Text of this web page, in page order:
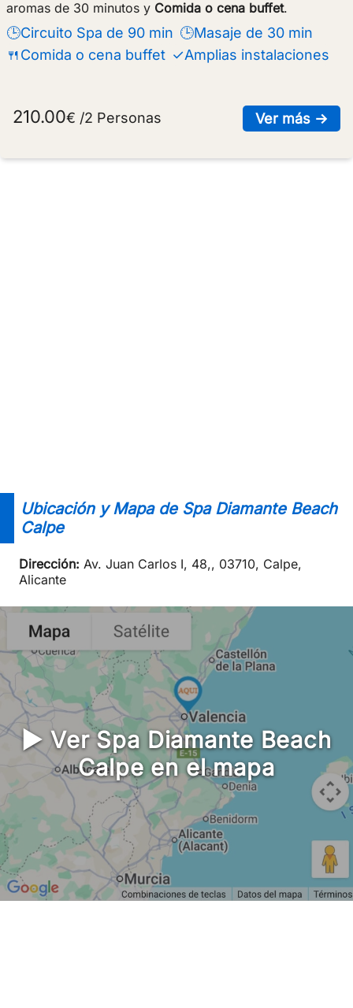
aromas de 30 minutos y Comida o cena buffet.
🕒Circuito Spa de 90 min 🕒Masaje de 30 min
🍴Comida o cena buffet ✓Amplias instalaciones
Ver más →
210.00€ /2 Personas
Ubicación y Mapa de Spa Diamante Beach
Calpe
Dirección: Av. Juan Carlos I, 48,, 03710, Calpe,
Alicante
▶ Ver Spa Diamante Beach
Calpe en el mapa